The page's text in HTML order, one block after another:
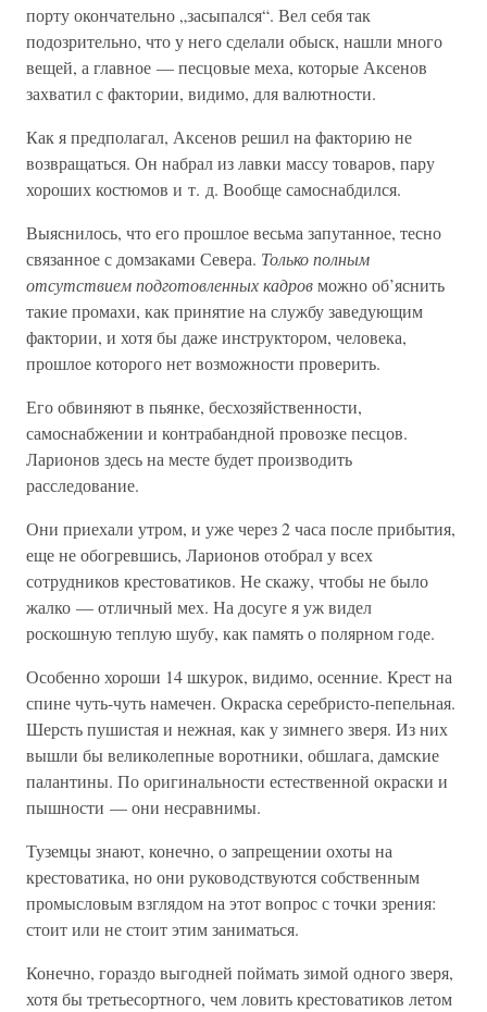
порту окончательно „засыпался“. Вел себя так
подозрительно, что у него сделали обыск, нашли много
вещей, а главное — песцовые меха, которые Аксенов
захватил с фактории, видимо, для валютности.
Как я предполагал, Аксенов решил на факторию не
возвращаться. Он набрал из лавки массу товаров, пару
хороших костюмов и т. д. Вообще самоснабдился.
Выяснилось, что его прошлое весьма запутанное, тесно
связанное с домзаками Севера. Только полным
отсутствием подготовленных кадровможно об’яснить
такие промахи, как принятие на службу заведующим
фактории, и хотя бы даже инструктором, человека,
прошлое которого нет возможности проверить.
Его обвиняют в пьянке, бесхозяйственности,
самоснабжении и контрабандной провозке песцов.
Ларионов здесь на месте будет производить
расследование.
Они приехали утром, и уже через 2 часа после прибытия,
еще не обогревшись, Ларионов отобрал у всех
сотрудников крестоватиков. Не скажу, чтобы не было
жалко — отличный мех. На досуге я уж видел
роскошную теплую шубу, как память о полярном годе.
Особенно хороши 14 шкурок, видимо, осенние. Крест на
спине чуть-чуть намечен. Окраска серебристо-пепельная.
Шерсть пушистая и нежная, как у зимнего зверя. Из них
вышли бы великолепные воротники, обшлага, дамские
палантины. По оригинальности естественной окраски и
пышности — они несравнимы.
Туземцы знают, конечно, о запрещении охоты на
крестоватика, но они руководствуются собственным
промысловым взглядом на этот вопрос с точки зрения:
стоит или не стоит этим заниматься.
Конечно, гораздо выгодней поймать зимой одного зверя,
хотя бы третьесортного, чем ловить крестоватиков летом